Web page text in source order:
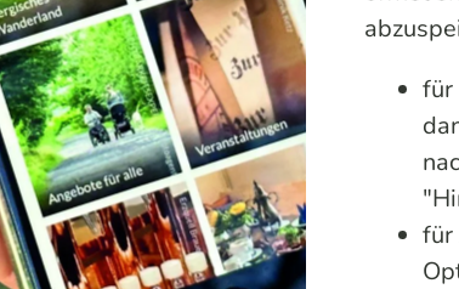
für
für